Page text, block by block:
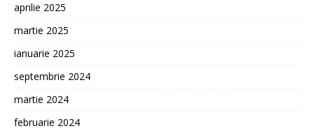
aprilie 2025
martie 2025
ianuarie 2025
septembrie 2024
martie 2024
februarie 2024